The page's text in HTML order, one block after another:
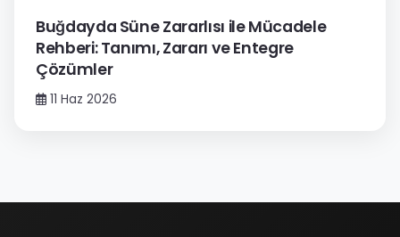
Buğdayda Süne Zararlısı ile Mücadele
Rehberi: Tanımı, Zararı ve Entegre
Çözümler
11 Haz 2026